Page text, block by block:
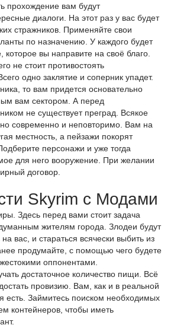
прохождение вам будут
диалоги. На этот раз у вас будет
стражников. Применяйте свои
по назначению. У каждого будет
которое вы направите на своё благо.
не стоит противостоять
одно заклятие и соперник упадет.
то вам придется основательно
вам сектором. А перед
не существует преград. Всякое
современно и неповторимо. Вам на
местность, а пейзажи покорят
персонажи и уже тогда
для него вооружение. При желании
договор.
Skyrim с Модами
Здесь перед вами стоит задача
жителям города. Злодеи будут
вас, и стараться всячески выбить из
продумайте, с помощью чего будете
оппонентами.
достаточное количество пищи. Всё
провизию. Вам, как и в реальной
есть. Займитесь поиском необходимых
контейнеров, чтобы иметь